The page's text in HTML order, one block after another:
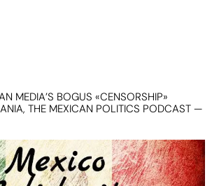
MEDIA’S BOGUS «CENSORSHIP»
THE MEXICAN POLITICS PODCAST —